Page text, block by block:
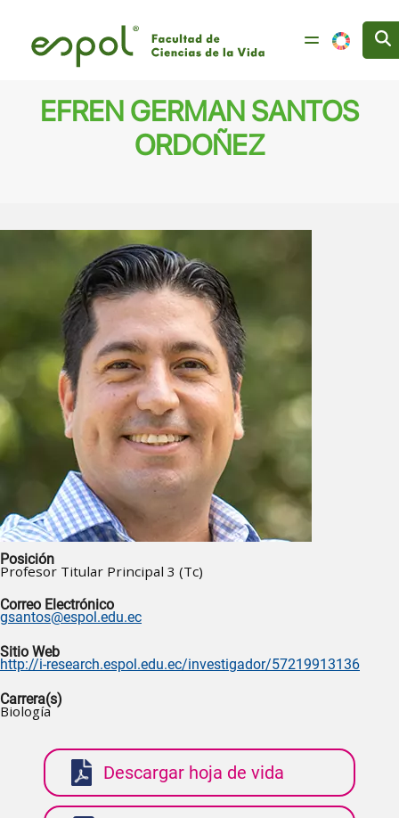
EFREN GERMAN SANTOS
ORDOÑEZ
Posición
Profesor Titular Principal 3 (Tc)
Correo Electrónico
gsantos@espol.edu.ec
Sitio Web
http://i-research.espol.edu.ec/investigador/57219913136
Carrera(s)
Biología
Descargar hoja de vida